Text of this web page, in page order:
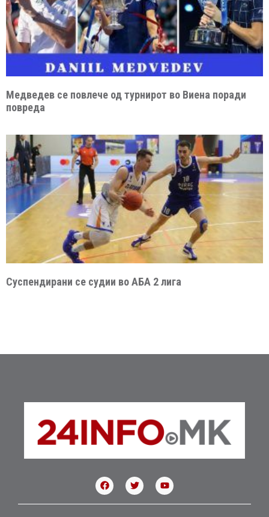
Медведев се повлече од турнирот во Виена поради
повреда
Суспендирани се судии во АБА 2 лига